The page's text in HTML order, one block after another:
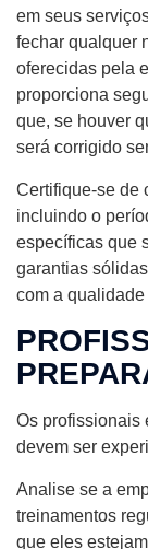
em seus
fechar qualquer
oferecidas pela
proporciona
que, se houver
será corrigido
Certifique-se de
incluindo o
específicas que
garantias
com a
Os profissionais
devem ser
Analise se a
treinamentos
que eles